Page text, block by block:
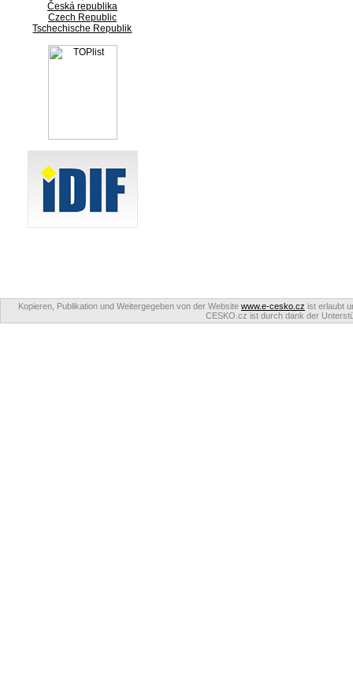
Česká republika
Czech Republic
Tschechische Republik
Kopieren, Publikation und Weitergegeben von der Website www.e-cesko.cz ist erlaubt
CESKO.cz ist durch dank der